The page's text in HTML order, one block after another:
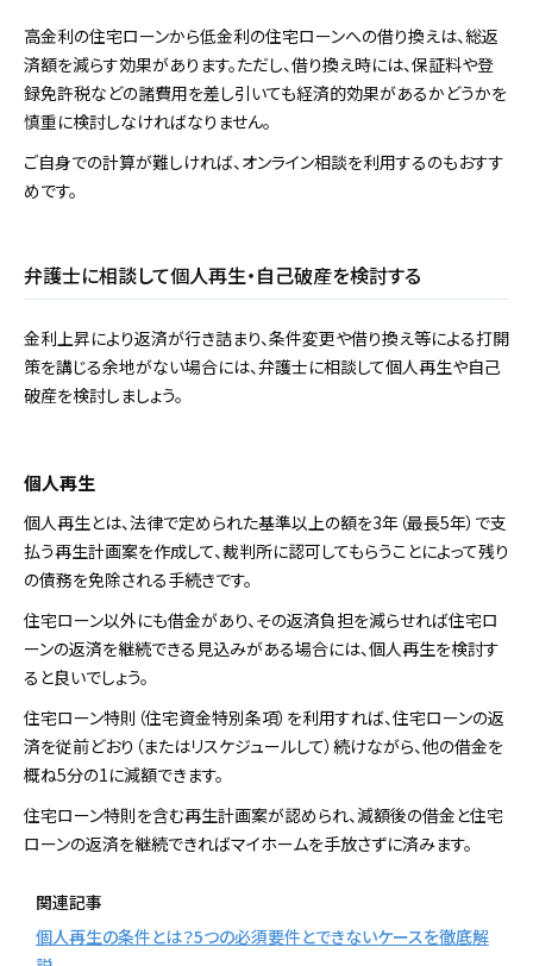
高金利の住宅ローンから低金利の住宅ローンへの借り換えは、総返
済額を減らす効果があります。ただし、借り換え時には、保証料や登
録免許税などの諸費用を差し引いても経済的効果があるかどうかを
慎重に検討しなければなりません。
ご自身での計算が難しければ、オンライン相談を利用するのもおすす
めです。
弁護士に相談して個人再生・自己破産を検討する
金利上昇により返済が行き詰まり、条件変更や借り換え等による打開
策を講じる余地がない場合には、弁護士に相談して個人再生や自己
破産を検討しましょう。
個人再生
個人再生とは、法律で定められた基準以上の額を3年（最長5年）で支
払う再生計画案を作成して、裁判所に認可してもらうことによって残り
の債務を免除される手続きです。
住宅ローン以外にも借金があり、その返済負担を減らせれば住宅ロ
ーンの返済を継続できる見込みがある場合には、個人再生を検討す
ると良いでしょう。
住宅ローン特則（住宅資金特別条項）を利用すれば、住宅ローンの返
済を従前どおり（またはリスケジュールして）続けながら、他の借金を
概ね5分の1に減額できます。
住宅ローン特則を含む再生計画案が認められ、減額後の借金と住宅
ローンの返済を継続できればマイホームを手放さずに済みます。
関連記事
個人再生の条件とは？5つの必須要件とできないケースを徹底解